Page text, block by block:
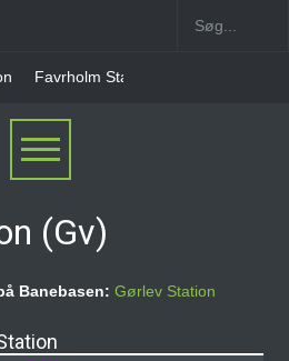
Hillerød Lokal Station
(Gv)
Banebasen:Gørlev Station